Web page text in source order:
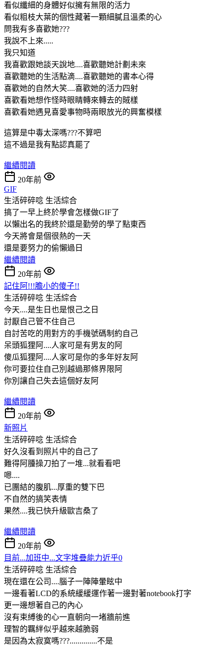
看似纖細的身體好似擁有無限的活力
看似粗枝大葉的個性藏著一顆細膩且溫柔的心
問我有多喜歡她???
我說不上來.....
我只知道
我喜歡跟她談天說地....喜歡聽她計劃未來
喜歡聽她的生活點滴....喜歡聽她的書本心得
喜歡她的自然大笑....喜歡她的活力四射
喜歡看她想作怪時眼睛轉來轉去的賊樣
喜歡看她遇見喜愛事物時兩眼放光的興奮模樣
這算是中毒太深嗎???不算吧
這不過是我有點認真罷了
繼續閱讀
20年前
GIF
生活碎碎唸 生活綜合
搞了一早上終於學會怎樣做GIF了
以懶出名的我終於還是勤勞的學了點東西
今天將會是個很熱的一天
還是要努力的偷懶過日
繼續閱讀
20年前
記住阿!!!膽小的傻子!!
生活碎碎唸 生活綜合
今天....是生日也是恨己之日
討厭自己管不住自己
自討苦吃的用對方的手機號碼制約自己
呆頭狐狸阿....人家可是有男友的阿
傻瓜狐狸阿....人家可是你的多年好友阿
你可要拉住自己別越過那條界限阿
你別讓自己失去這個好友阿
繼續閱讀
20年前
新照片
生活碎碎唸 生活綜合
好久沒看到照片中的自己了
難得阿腫操刀拍了一堆...就看看吧
嗯....
已團結的腹肌...厚重的雙下巴
不自然的搞笑表情
果然....我已快升級歐吉桑了
繼續閱讀
20年前
目前...加班中...文字堆疊能力近乎0
生活碎碎唸 生活綜合
現在還在公司....腦子一陣陣暈眩中
一邊看著LCD的系統緩緩運作著一邊對著notebook打字
更一邊想著自己的內心
沒有束縛後的心一直朝向一堵牆前進
理智的羈絆似乎越來越脆弱
是因為太寂寞嗎???..............不是